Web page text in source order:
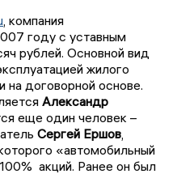
, компания
году с уставным
рублей. Основной вид
жилого
на договорной основе.
Александр
еще один человек –
Сергей Ершов
«автомобильный
акций. Ранее он был